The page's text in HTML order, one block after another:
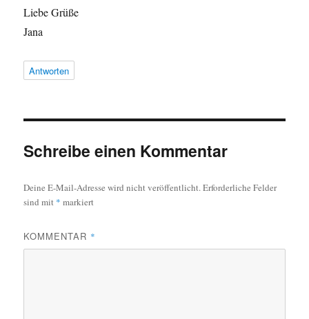
Liebe Grüße
Jana
Antworten
Schreibe einen Kommentar
Deine E-Mail-Adresse wird nicht veröffentlicht.Erforderliche Felder
sind mit * markiert
KOMMENTAR *